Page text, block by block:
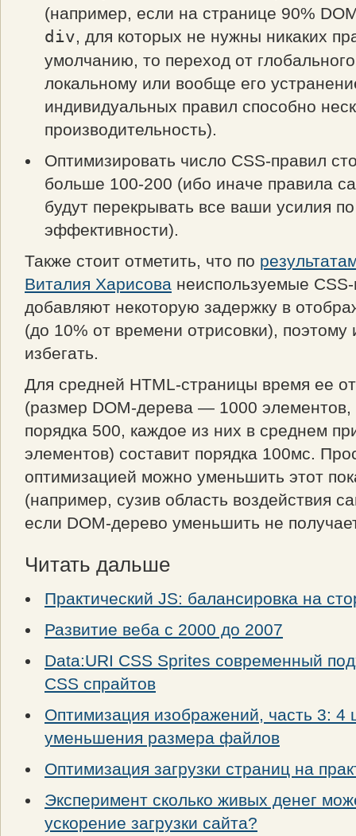
(например, если на странице 90%
div, для которых не нужны никаких
умолчанию, то переход от
локальному или вообще его
индивидуальных правил способно
производительность).
Оптимизировать число CSS-правил
больше 100-200 (ибо иначе правила
будут перекрывать все ваши усилия
эффективности).
Также стоит отметить, что по
Виталия Харисова неиспользуемые
добавляют некоторую задержку в
(до 10% от времени отрисовки), поэтому
избегать.
Для средней HTML-страницы время ее
(размер DOM-дерева — 1000
порядка 500, каждое из них в среднем
элементов) составит порядка 100мс.
оптимизацией можно уменьшить этот
(например, сузив область воздействия
если DOM-дерево уменьшить не
Читать дальше
Практический JS: балансировка на
Развитие веба с 2000 до 2007
Data:URI CSS Sprites современный
CSS спрайтов
Оптимизация изображений, часть 3: 4
уменьшения размера файлов
Оптимизация загрузки страниц на
Эксперимент сколько живых денег
ускорение загрузки сайта?